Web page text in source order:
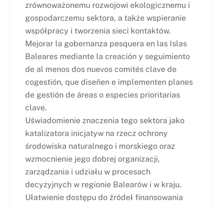
zrównoważonemu rozwojowi ekologicznemu i
gospodarczemu sektora, a także wspieranie
współpracy i tworzenia sieci kontaktów.
Mejorar la gobernanza pesquera en las Islas
Baleares mediante la creación y seguimiento
de al menos dos nuevos comités clave de
cogestión, que diseñen e implementen planes
de gestión de áreas o especies prioritarias
clave.
Uświadomienie znaczenia tego sektora jako
katalizatora inicjatyw na rzecz ochrony
środowiska naturalnego i morskiego oraz
wzmocnienie jego dobrej organizacji,
zarządzania i udziału w procesach
decyzyjnych w regionie Balearów i w kraju.
Ułatwienie dostępu do źródeł finansowania